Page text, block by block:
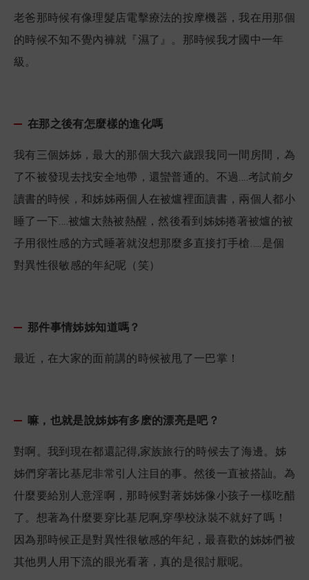
老爸那時候有像理髮店電擊療法的按摩機器，我在用那個
的時候不知不覺內褲就『濕了』。那時候我才國中一年
級。
在那之後有怎麼樣的進化嗎
我有三個姊姊，最大的那個大我六歲跟我同一間房間，為
了不被發現去找安全地帶，還蠻普通的。不過….考試前夕
讀書的時候，和姊姊兩個人在被爐裡面讀書，兩個人都小
睡了一下….被爐太熱被熱醒，然後看到姊姊捲著被爐的被
子用很性感的方式睡著就沒想那麼多直接打手槍…..是個
對異性很敏感的年紀呢（笑）
那件事情姊姊知道嗎？
最近，在大家的面前講的時候被甩了一巴掌！
嘛，也就是說姊姊有多麽的漂亮是吧？
對啊。我到現在都還記得,家族旅行的時候去了海邊。姊
姊們穿著比基尼非常引人注目的事。然後一直被搭訕。為
什麼要給別人意淫啊，那時候對著姊姊像小孩子一樣吃醋
了。想著為什麼要穿比基尼啊,穿學校泳裝不就好了嗎！
因為那時候正是對異性很敏感的年紀，最喜歡的姊姊們被
其他男人用下流的眼光看著，真的是很討厭呢。